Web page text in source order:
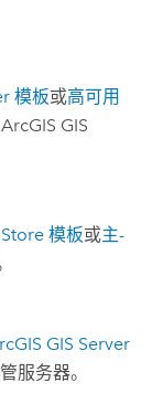
模板或高可用
ArcGIS GIS
模板或主-
GIS Server
服务器。